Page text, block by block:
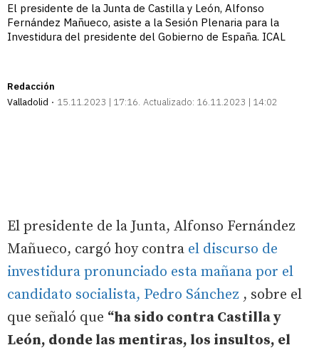
El presidente de la Junta de Castilla y León, Alfonso
Fernández Mañueco, asiste a la Sesión Plenaria para la
Investidura del presidente del Gobierno de España. ICAL
Redacción
Valladolid
15.11.2023 | 17:16 Actualizado: 16.11.2023 | 14:02
El presidente de la Junta, Alfonso Fernández
Mañueco, cargó hoy contra el discurso de
investidura pronunciado esta mañana por el
candidato socialista, Pedro Sánchez , sobre el
que señaló que “ha sido contra Castilla y
León, donde las mentiras, los insultos, el